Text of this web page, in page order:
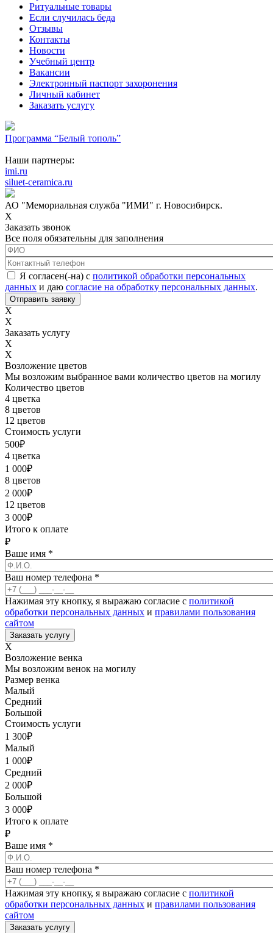
Ритуальные товары
Если случилась беда
Отзывы
Контакты
Новости
Учебный центр
Вакансии
Электронный паспорт захоронения
Личный кабинет
Заказать услугу
Программа “Белый тополь”
Наши партнеры:
imi.ru
siluet-ceramica.ru
АО "Мемориальная служба "ИМИ" г. Новосибирск.
X
Заказать звонок
Все поля обязательны для заполнения
ФИО
Контактный телефон
Соглашение с обработкой данных*
Я согласен(-на) с политикой обработки персональных
данных и даю согласие на обработку персональных данных.
X
X
Заказать услугу
X
X
Возложение цветов
Мы возложим выбранное вами количество цветов на могилу
Количество цветов
4 цветка
8 цветов
12 цветов
Стоимость услуги
500₽
4 цветка
1 000₽
8 цветов
2 000₽
12 цветов
3 000₽
Итого к оплате
₽
Ваше имя *
Ваш номер телефона *
Нажимая эту кнопку, я выражаю согласие с политикой
обработки персональных данных и правилами пользования
сайтом
X
Возложение венка
Мы возложим венок на могилу
Размер венка
Малый
Средний
Большой
Стоимость услуги
1 300₽
Малый
1 000₽
Средний
2 000₽
Большой
3 000₽
Итого к оплате
₽
Ваше имя *
Ваш номер телефона *
Нажимая эту кнопку, я выражаю согласие с политикой
обработки персональных данных и правилами пользования
сайтом